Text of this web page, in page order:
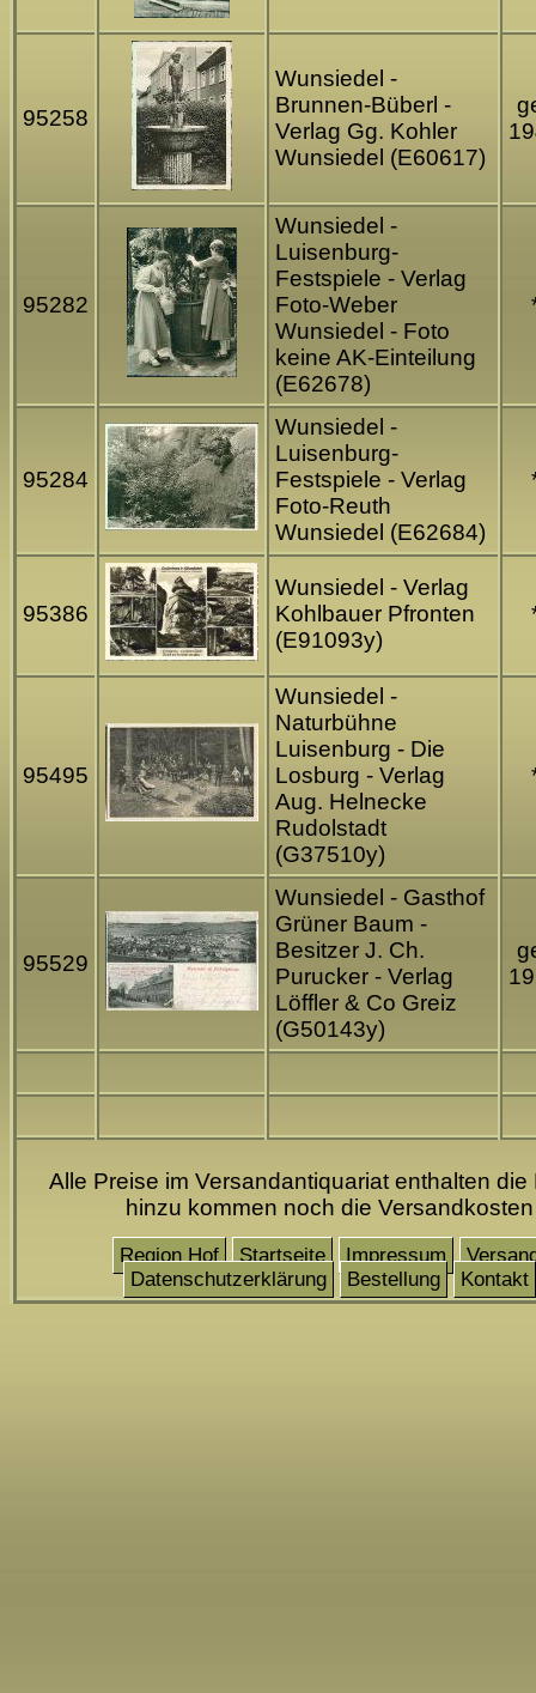
95258
Wunsiedel -
Brunnen-Büberl -
Verlag Gg. Kohler
Wunsiedel (E60617)
95282
Wunsiedel -
Luisenburg-
Festspiele - Verlag
Foto-Weber
Wunsiedel - Foto
keine AK-Einteilung
(E62678)
95284
Wunsiedel -
Luisenburg-
Festspiele - Verlag
Foto-Reuth
Wunsiedel (E62684)
95386
Wunsiedel - Verlag
Kohlbauer Pfronten
(E91093y)
95495
Wunsiedel -
Naturbühne
Luisenburg - Die
Losburg - Verlag
Aug. Helnecke
Rudolstadt
(G37510y)
95529
Wunsiedel - Gasthof
Grüner Baum -
Besitzer J. Ch.
Purucker - Verlag
Löffler & Co Greiz
(G50143y)
Alle Preise im Versandantiquariat enthalten die
hinzu kommen noch die Versandkosten
Region Hof Startseite Impressum
Datenschutzerklärung
Bestellung Kontakt